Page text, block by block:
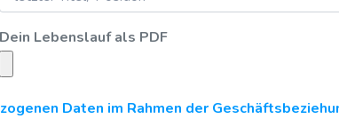
Dein Lebenslauf als PDF
Daten im Rahmen der